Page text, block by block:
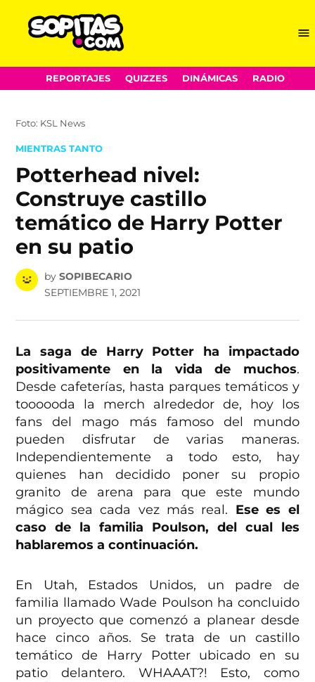
Skip
to
REPORTAJES QUIZZES DINÁMICAS RADIO
Foto: KSL News
POSTED
MIENTRAS TANTO
Potterhead nivel:
Construye castillo
temático de Harry Potter
en su patio
by SOPIBECARIO
SEPTIEMBRE 1, 2021
La saga de Harry Potter ha impactado
positivamente en la vida de muchos.
Desde cafeterías, hasta parques temáticos y
toooooda la merch alrededor de, hoy los
fans del mago más famoso del mundo
pueden disfrutar de varias maneras.
Independientemente a todo esto, hay
quienes han decidido poner su propio
granito de arena para que este mundo
mágico sea cada vez más real. Ese es el
caso de la familia Poulson, del cual les
hablaremos a continuación.
En Utah, Estados Unidos, un padre de
familia llamado Wade Poulson ha concluido
un proyecto que comenzó a planear desde
hace cinco años. Se trata de un castillo
temático de Harry Potter ubicado en su
patio delantero. WHAAAT?! Esto, como